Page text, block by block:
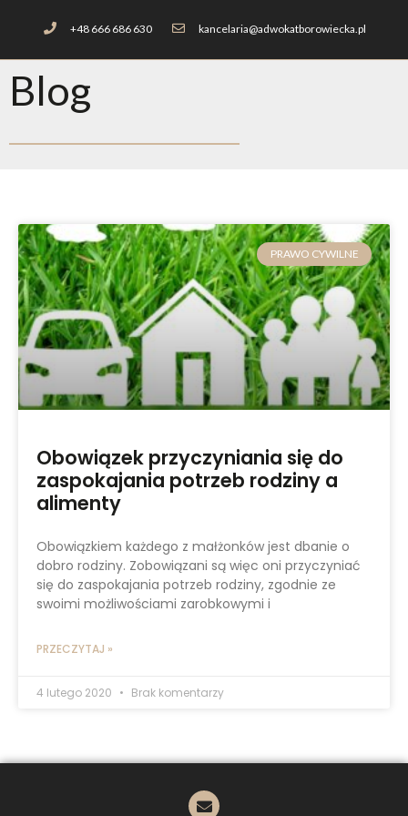
+48 666 686 630 kancelaria@adwokatborowiecka.pl
Blog
PRAWO CYWILNE
Obowiązek przyczyniania się do
zaspokajania potrzeb rodziny a
alimenty
Obowiązkiem każdego z małżonków jest dbanie o
dobro rodziny. Zobowiązani są więc oni przyczyniać
się do zaspokajania potrzeb rodziny, zgodnie ze
swoimi możliwościami zarobkowymi i
PRZECZYTAJ »
4 lutego 2020 Brak komentarzy